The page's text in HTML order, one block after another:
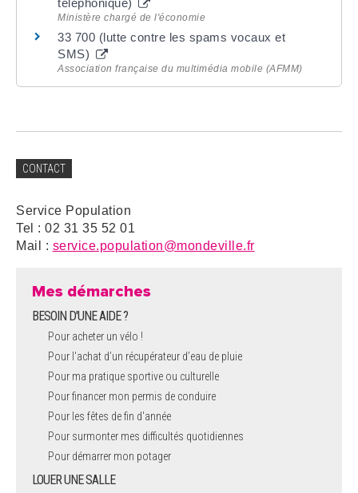
Ministère chargé de l'économie
33 700 (lutte contre les spams vocaux et
SMS)
Association française du multimédia mobile (AFMM)
CONTACT
Service Population
Tel : 02 31 35 52 01
Mail : service.population@mondeville.fr
Mes démarches
BESOIN D'UNE AIDE ?
Pour acheter un vélo !
Pour l'achat d’un récupérateur d’eau de pluie
Pour ma pratique sportive ou culturelle
Pour financer mon permis de conduire
Pour les fêtes de fin d'année
Pour surmonter mes difficultés quotidiennes
Pour démarrer mon potager
LOUER UNE SALLE